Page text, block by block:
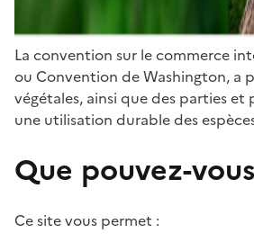
La convention sur le commerce
ou Convention de Washington, a
végétales, ainsi que des parties
une utilisation durable des
Que pouvez-
Ce site vous permet :